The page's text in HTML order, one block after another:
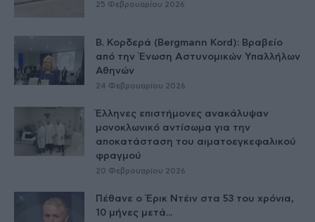
25 Φεβρουαρίου 2026
Β. Κορδερά (Bergmann Kord): Βραβείο
από την Ένωση Αστυνομικών Υπαλλήλων
Αθηνών
24 Φεβρουαρίου 2026
Έλληνες επιστήμονες ανακάλυψαν
μονοκλωνικό αντίσωμα για την
αποκατάσταση του αιματοεγκεφαλικού
φραγμού
20 Φεβρουαρίου 2026
Πέθανε ο Έρικ Ντέιν στα 53 του χρόνια,
10 μήνες μετά...